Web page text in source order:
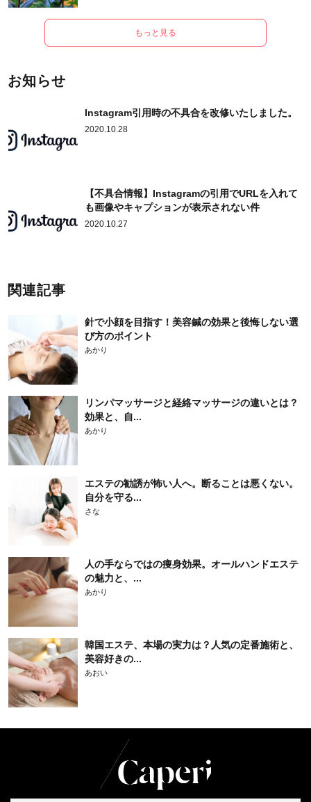
もっと見る
お知らせ
Instagram引用時の不具合を改修いたしました。
2020.10.28
【不具合情報】Instagramの引用でURLを入れて
も画像やキャプションが表示されない件
2020.10.27
関連記事
針で小顔を目指す！美容鍼の効果と後悔しない選
び方のポイント
あかり
リンパマッサージと経絡マッサージの違いとは？
効果と、自...
あかり
エステの勧誘が怖い人へ。断ることは悪くない。
自分を守る...
さな
人の手ならではの痩身効果。オールハンドエステ
の魅力と、...
あかり
韓国エステ、本場の実力は？人気の定番施術と、
美容好きの...
あおい